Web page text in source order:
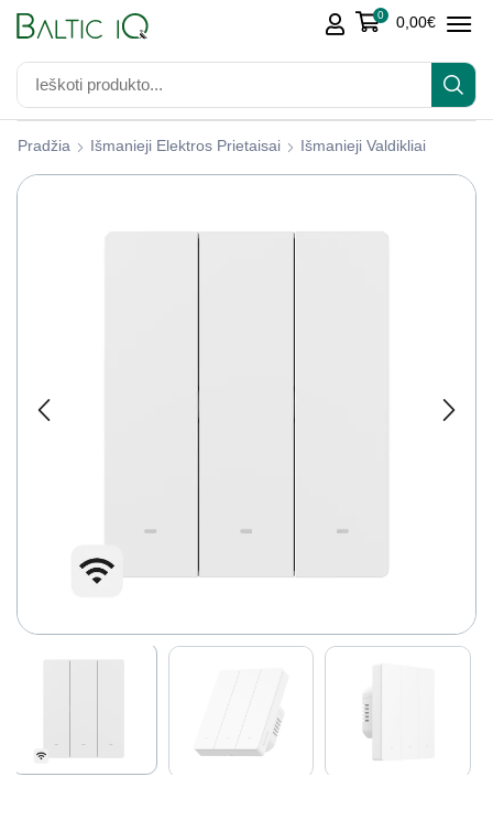
0 0,00€
Pradžia Išmanieji Elektros Prietaisai Išmanieji Valdikliai